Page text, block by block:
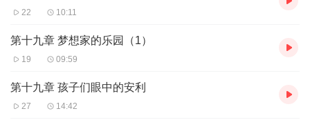
22 10:11
第十九章 梦想家的乐园（1）
19 09:59
第十九章 孩子们眼中的安利
27 14:42